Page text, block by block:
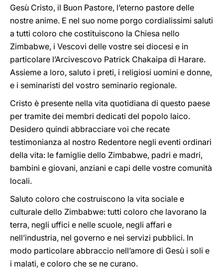
Gesù Cristo, il Buon Pastore, l’eterno pastore delle
nostre anime. E nel suo nome porgo cordialissimi saluti
a tutti coloro che costituiscono la Chiesa nello
Zimbabwe, i Vescovi delle vostre sei diocesi e in
particolare l’Arcivescovo Patrick Chakaipa di Harare.
Assieme a loro, saluto i preti, i religiosi uomini e donne,
e i seminaristi del vostro seminario regionale.
Cristo è presente nella vita quotidiana di questo paese
per tramite dei membri dedicati del popolo laico.
Desidero quindi abbracciare voi che recate
testimonianza al nostro Redentore negli eventi ordinari
della vita: le famiglie dello Zimbabwe, padri e madri,
bambini e giovani, anziani e capi delle vostre comunità
locali.
Saluto coloro che costruiscono la vita sociale e
culturale dello Zimbabwe: tutti coloro che lavorano la
terra, negli uffici e nelle scuole, negli affari e
nell’industria, nel governo e nei servizi pubblici. In
modo particolare abbraccio nell’amore di Gesù i soli e
i malati, e coloro che se ne curano.